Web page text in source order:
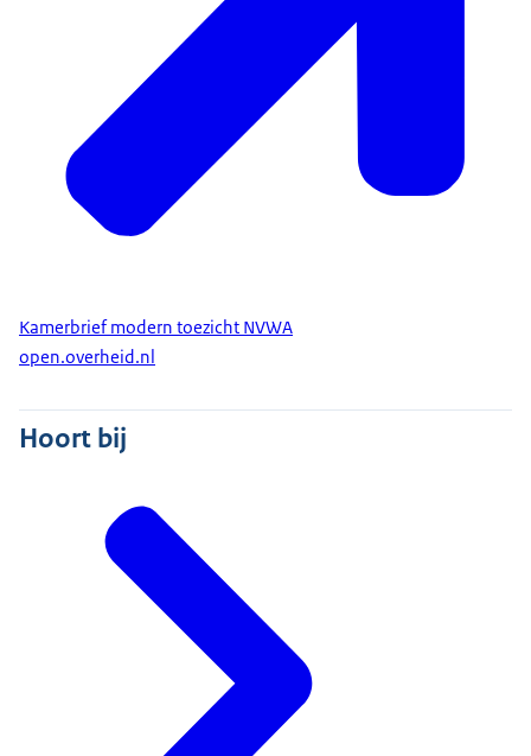
Kamerbrief modern toezicht NVWA
open.overheid.nl
Hoort bij